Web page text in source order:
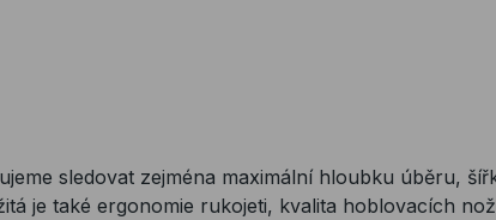
sledovat zejména maximální hloubku úběru,
je také ergonomie rukojeti, kvalita hoblovacích